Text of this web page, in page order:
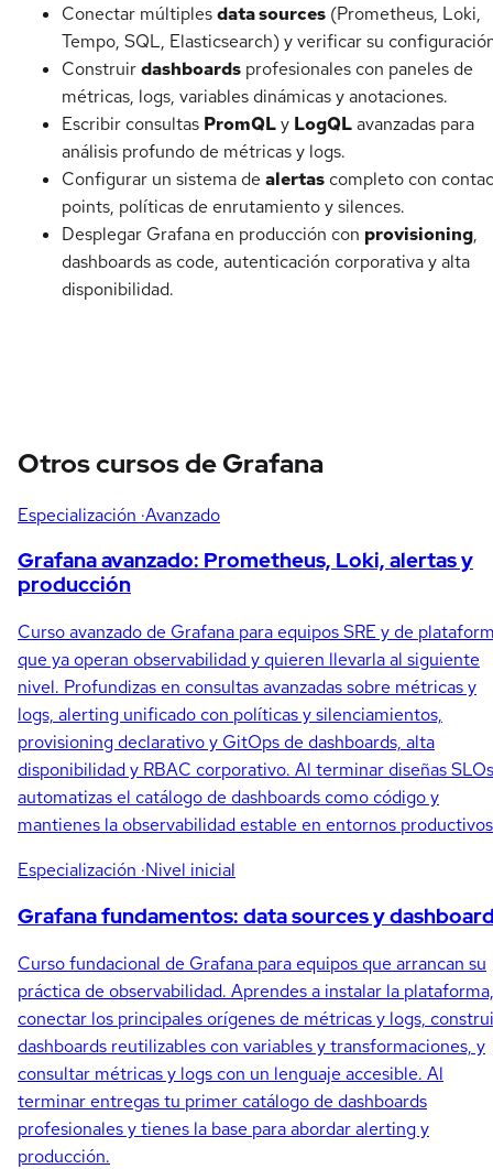
Conectar múltiplesdata sources (Prometheus, Loki,
Tempo, SQL, Elasticsearch) y verificar su
Construirdashboards profesionales con paneles de
métricas, logs, variables dinámicas y anotaciones.
Escribir consultas PromQLy LogQLavanzadas para
análisis profundo de métricas y logs.
Configurar un sistema de alertas completo con
points, políticas de enrutamiento y silences.
Desplegar Grafana en producción con provisioning,
dashboards as code, autenticación corporativa y alta
disponibilidad.
Otros cursos de Grafana
Especialización ·Avanzado
Grafana avanzado: Prometheus, Loki, alertas y
producción
Curso avanzado de Grafana para equipos SRE y de
que ya operan observabilidad y quieren llevarla al siguiente
nivel. Profundizas en consultas avanzadas sobre métricas y
logs, alerting unificado con políticas y silenciamientos,
provisioning declarativo y GitOps de dashboards, alta
disponibilidad y RBAC corporativo. Al terminar diseñas
automatizas el catálogo de dashboards como código y
mantienes la observabilidad estable en entornos
Especialización ·Nivel inicial
Grafana fundamentos: data sources y
Curso fundacional de Grafana para equipos que arrancan su
práctica de observabilidad. Aprendes a instalar la plataforma,
conectar los principales orígenes de métricas y logs,
dashboards reutilizables con variables y transformaciones, y
consultar métricas y logs con un lenguaje accesible. Al
terminar entregas tu primer catálogo de dashboards
profesionales y tienes la base para abordar alerting y
producción.